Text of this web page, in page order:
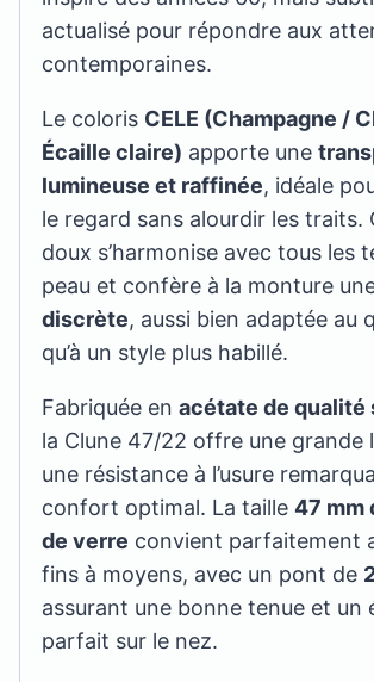
actualisé pour répondre aux
contemporaines.
Le coloris CELE (Champagne /
Écaille claire) apporte une
lumineuse et raffinée, idéale
le regard sans alourdir les traits.
doux s’harmonise avec tous les
peau et confère à la monture
discrète, aussi bien adaptée au
qu’à un style plus habillé.
Fabriquée enacétate de qualité
la Clune 47/22 offre une grande
une résistance à l’usure
confort optimal. La taille47 mm
de verre convient parfaitement
fins à moyens, avec un pont de
assurant une bonne tenue et un
parfait sur le nez.